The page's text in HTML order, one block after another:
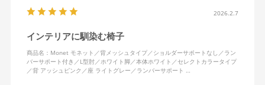
2026.2.7
インテリアに馴染む椅子
商品名：Monet モネット／背メッシュタイプ／ショルダーサポートなし／ラン
バーサポート付き／L型肘／ホワイト脚／本体ホワイト／セレクトカラータイプ
／背 アッシュピンク／座 ライトグレー／ランバーサポート …